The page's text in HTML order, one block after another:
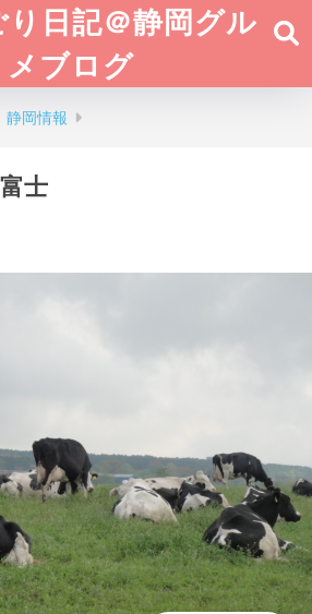
り日記＠静岡グル
メブログ
静岡情報
士